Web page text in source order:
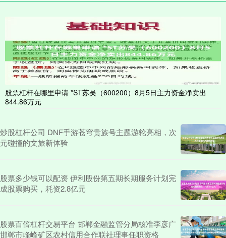
证券之星消息，截至2025年8月5日收盘，西宁特钢(600117)报收于
4.75元，下跌4.81%，换手率14.29%，
股票杠杆在哪里申请 *ST苏吴（600200）8月5日主力资金净卖出
844.86万元
炒股杠杆公司 DNF手游苍穹贵族号主题游轮亮相，次
元碰撞的文旅新体验
股票多少钱可以配资 伊利股份第五期长期服务计划完
成股票购买，耗资2.8亿元
股票百倍杠杆交易平台 邯郸金融监管分局核准李彦广
邯郸市峰峰矿区农村信用合作联社理事任职资格